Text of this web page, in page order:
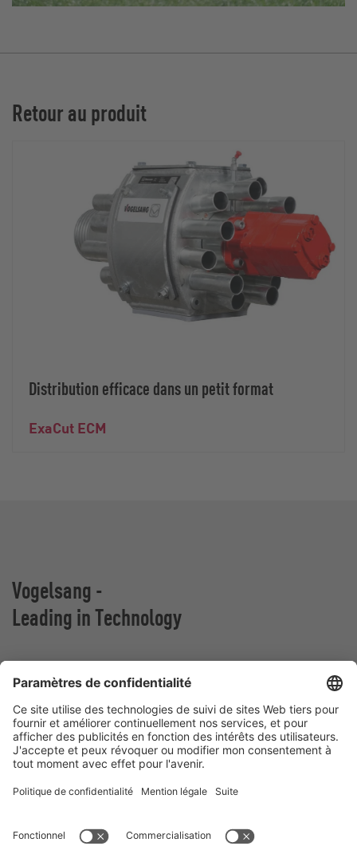
Retour au produit
Distribution efficace dans un petit format
ExaCut ECM
Vogelsang -
Leading in Technology
VOGELSANG BELGIUM N.V.
Slingerstraat 50
8820 Torhout
Belgique
Téléphone:+32 51 81 96 40